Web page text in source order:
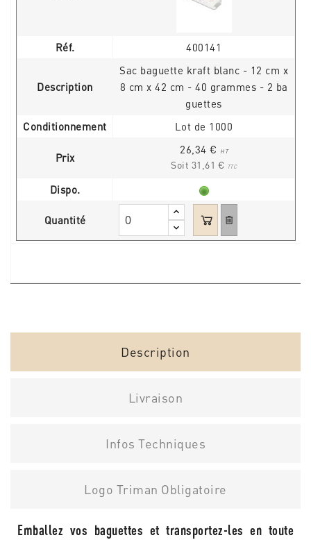
Réf. 400141
Description
Sac baguette kraft blanc - 12 cm x
8 cm x 42 cm - 40 grammes - 2 ba
guettes
Conditionnement
Lot de 1000
Prix
26,34 € HT
Soit 31,61 € TTC
Dispo.
Quantité
Description
Livraison
Infos Techniques
Logo Triman Obligatoire
Emballez vos baguettes et transportez-les en toute